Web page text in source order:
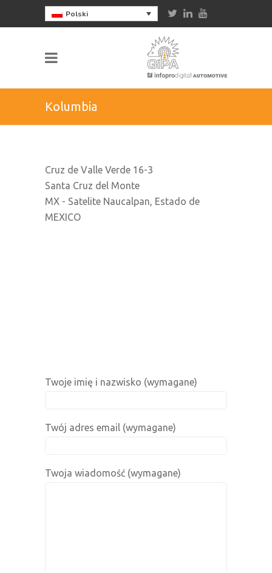
Polski
Kolumbia
Cruz de Valle Verde 16-3
Santa Cruz del Monte
MX - Satelite Naucalpan, Estado de
MEXICO
Twoje imię i nazwisko (wymagane)
Twój adres email (wymagane)
Twoja wiadomość (wymagane)